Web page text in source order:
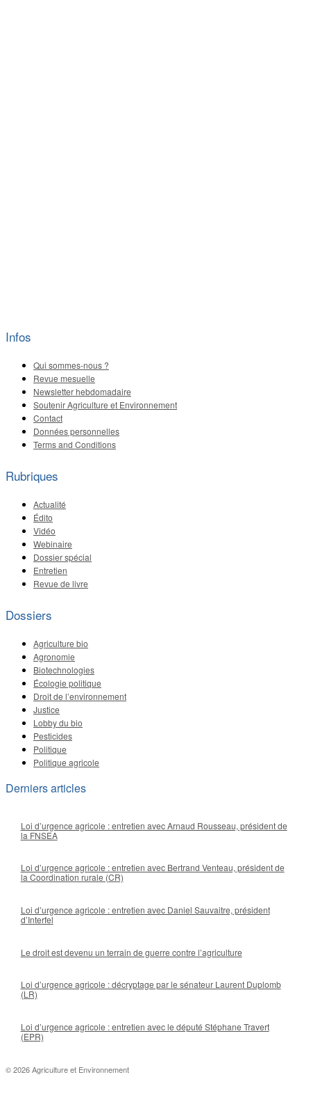
Infos
Qui sommes-nous ?
Revue mesuelle
Newsletter hebdomadaire
Soutenir Agriculture et Environnement
Contact
Données personnelles
Terms and Conditions
Rubriques
Actualité
Édito
Vidéo
Webinaire
Dossier spécial
Entretien
Revue de livre
Dossiers
Agriculture bio
Agronomie
Biotechnologies
Écologie politique
Droit de l’environnement
Justice
Lobby du bio
Pesticides
Politique
Politique agricole
Derniers articles
Loi d’urgence agricole : entretien avec Arnaud Rousseau, président de
la FNSEA
Loi d’urgence agricole : entretien avec Bertrand Venteau, président de
la Coordination rurale (CR)
Loi d’urgence agricole : entretien avec Daniel Sauvaitre, président
d’Interfel
Le droit est devenu un terrain de guerre contre l’agriculture
Loi d’urgence agricole : décryptage par le sénateur Laurent Duplomb
(LR)
Loi d’urgence agricole : entretien avec le député Stéphane Travert
(EPR)
© 2026 Agriculture et Environnement